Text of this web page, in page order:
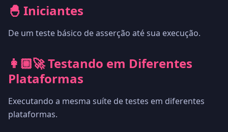
🐣 Iniciantes
De um teste básico de asserção até sua execução.
👩🏼‍🚀 Testando em Diferentes
Plataformas
Executando a mesma suíte de testes em diferentes
plataformas.